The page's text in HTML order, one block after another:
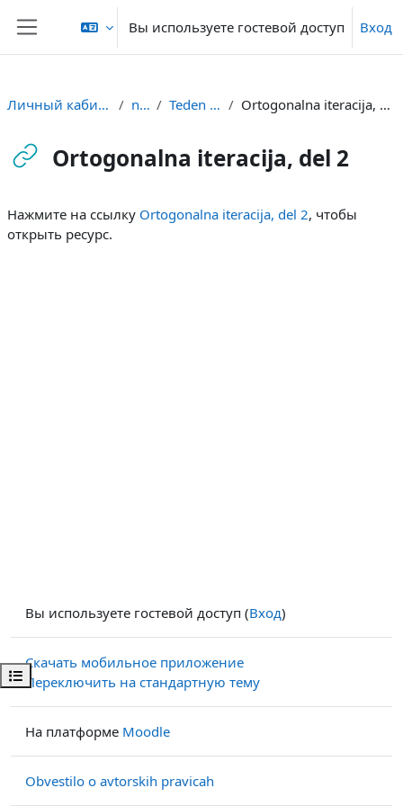
Перейти к основному содержанию
Боковая панель
Вы используете гостевой доступ Вход
Открыть оглавление курса
Личный кабинет nm Teden 16 Ortogonalna iteracija, del 2
Ortogonalna iteracija, del 2
Нажмите на ссылку Ortogonalna iteracija, del 2, чтобы
открыть ресурс.
Вы используете гостевой доступ (Вход)
Скачать мобильное приложение
Переключить на стандартную тему
На платформе Moodle
Obvestilo o avtorskih pravicah